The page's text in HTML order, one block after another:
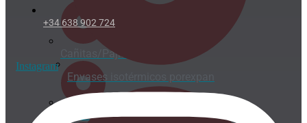
Cañitas/Pajitas
Cucharitas
Envases isotérmicos porexpan
+34 638 902 724
Instagram